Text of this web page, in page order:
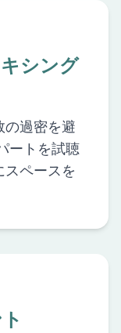
シング
の過密を避
ートを試聴
スペースを